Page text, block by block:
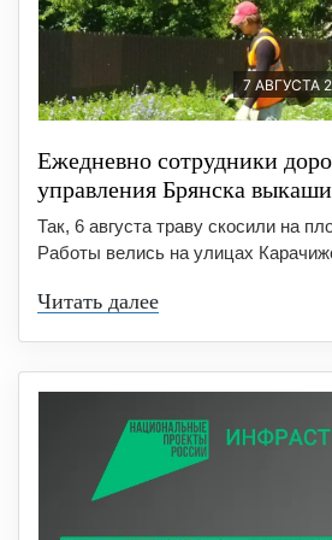
7 АВГУСТА
Ежедневно сотрудники
управления Брянска
Так, 6 августа траву скосили на
Работы велись на улицах
Читать далее